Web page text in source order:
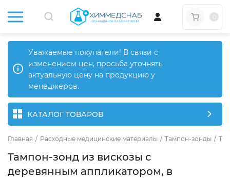
Уважаемые покупатели! В связи с
изменением цен, просьба уточнять
актуальную цену на продукцию у
менеджеров.
КАТАЛОГ ТОВАРОВ
Главная / Расходные медицинские материалы / Тампон-зонды /
Тампон-зонд из вискозы с
деревянным аппликатором, в